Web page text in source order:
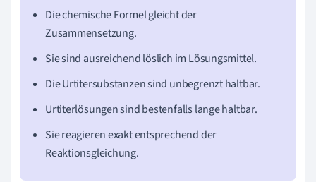
Die chemische Formel gleicht der
Zusammensetzung.
Sie sind ausreichend löslich im Lösungsmittel.
Die Urtitersubstanzen sind unbegrenzt haltbar.
Urtiterlösungen sind bestenfalls lange haltbar.
Sie reagieren exakt entsprechend der
Reaktionsgleichung.